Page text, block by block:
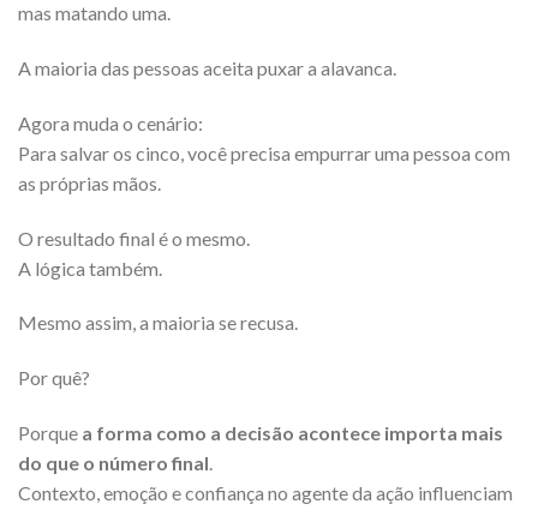
mas matando uma.
A maioria das pessoas aceita puxar a alavanca.
Agora muda o cenário:
Para salvar os cinco, você precisa empurrar uma pessoa com
as próprias mãos.
O resultado final é o mesmo.
A lógica também.
Mesmo assim, a maioria se recusa.
Por quê?
Porque a forma como a decisão acontece importa mais
do que o número final.
Contexto, emoção e confiança no agente da ação influenciam